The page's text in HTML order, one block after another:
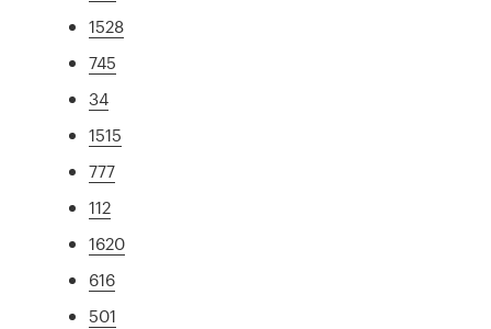
1528
745
34
1515
777
112
1620
616
501